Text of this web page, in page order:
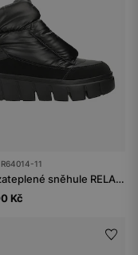
11
Černé zateplené sněhule RELAKS
Kč